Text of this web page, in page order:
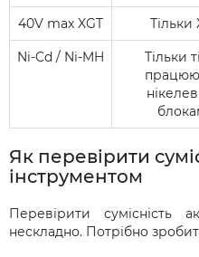
40V max XGT Тільки
Ni-Cd / Ni-MH
Тільки
Як перевірити
інструментом
Перевірити сумісність
нескладно. Потрібно